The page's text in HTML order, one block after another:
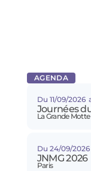
AGENDA
Du 11/09/2026
Journées
La Grande Motte
Du 24/09/2026
JNMG 2026
Paris